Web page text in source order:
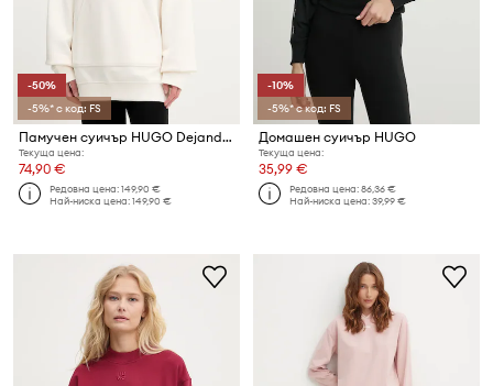
-50%
-5%* с код: FS
Памучен суичър HUGO Dejandra_2
Текуща цена:
74,90 €
Редовна цена:149,90 €
Най-ниска цена:149,90 €
-10%
-5%* с код: FS
Домашен суичър HUGO
Текуща цена:
35,99 €
Редовна цена:86,36 €
Най-ниска цена:39,99 €